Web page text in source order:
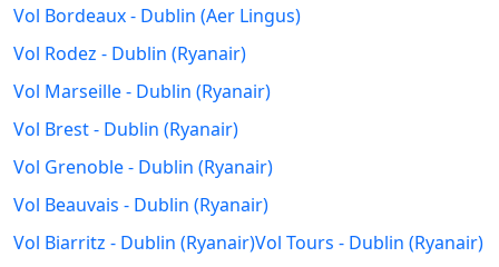
Vol Bordeaux - Dublin (Aer Lingus)
Vol Rodez - Dublin (Ryanair)
Vol Marseille - Dublin (Ryanair)
Vol Brest - Dublin (Ryanair)
Vol Grenoble - Dublin (Ryanair)
Vol Beauvais - Dublin (Ryanair)
Vol Biarritz - Dublin (Ryanair)Vol Tours - Dublin (Ryanair)